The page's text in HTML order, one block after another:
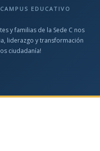
EDUCATIVO
y familias de la Sede C nos
liderazgo y transformación
ciudadanía!